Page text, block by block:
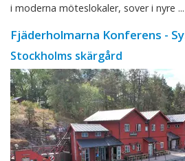
i moderna möteslokaler, sover i nyre ...
Fjäderholmarna Konferens -
Stockholms skärgård